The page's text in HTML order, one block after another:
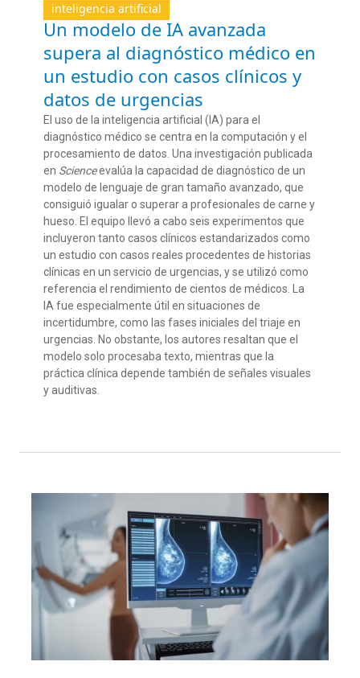
inteligencia artificial
Un modelo de IA avanzada
supera al diagnóstico médico en
un estudio con casos clínicos y
datos de urgencias
El uso de la inteligencia artificial (IA) para el
diagnóstico médico se centra en la computación y el
procesamiento de datos. Una investigación publicada
en Scienceevalúa la capacidad de diagnóstico de un
modelo de lenguaje de gran tamaño avanzado, que
consiguió igualar o superar a profesionales de carne y
hueso. El equipo llevó a cabo seis experimentos que
incluyeron tanto casos clínicos estandarizados como
un estudio con casos reales procedentes de historias
clínicas en un servicio de urgencias, y se utilizó como
referencia el rendimiento de cientos de médicos. La
IA fue especialmente útil en situaciones de
incertidumbre, como las fases iniciales del triaje en
urgencias. No obstante, los autores resaltan que el
modelo solo procesaba texto, mientras que la
práctica clínica depende también de señales visuales
y auditivas.